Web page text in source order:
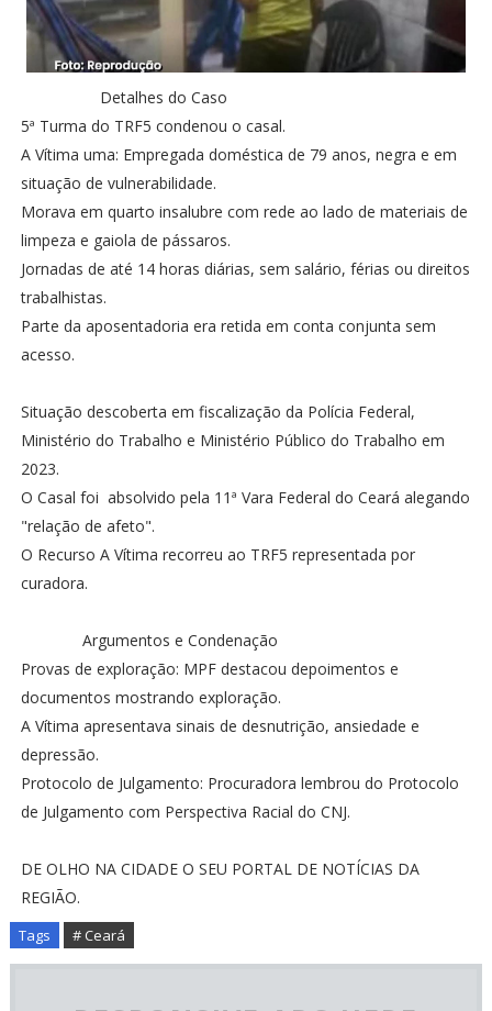
Detalhes do Caso
5ª Turma do TRF5 condenou o casal.
A Vítima uma: Empregada doméstica de 79 anos, negra e em
situação de vulnerabilidade.
Morava em quarto insalubre com rede ao lado de materiais de
limpeza e gaiola de pássaros.
Jornadas de até 14 horas diárias, sem salário, férias ou direitos
trabalhistas.
Parte da aposentadoria era retida em conta conjunta sem
acesso.
Situação descoberta em fiscalização da Polícia Federal,
Ministério do Trabalho e Ministério Público do Trabalho em
2023.
O Casal foi absolvido pela 11ª Vara Federal do Ceará alegando
"relação de afeto".
O Recurso A Vítima recorreu ao TRF5 representada por
curadora.
Argumentos e Condenação
Provas de exploração: MPF destacou depoimentos e
documentos mostrando exploração.
A Vítima apresentava sinais de desnutrição, ansiedade e
depressão.
Protocolo de Julgamento: Procuradora lembrou do Protocolo
de Julgamento com Perspectiva Racial do CNJ.
DE OLHO NA CIDADE O SEU PORTAL DE NOTÍCIAS DA
REGIÃO.
Tags # Ceará